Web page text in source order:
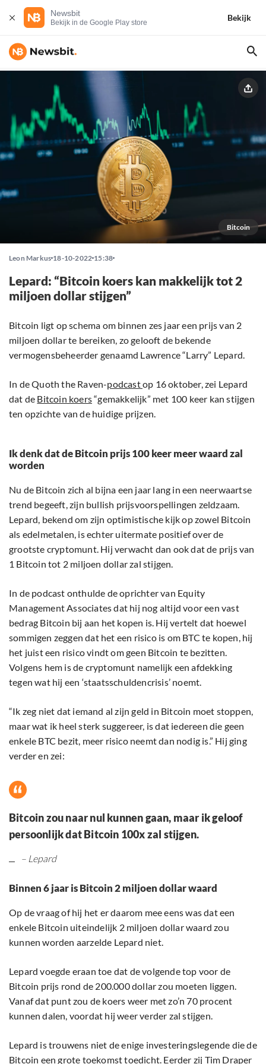
Newsbit
Bekijk in de Google Play store
Bekijk
Bitcoin
Leon Markus 18-10-2022 15:38
Lepard: “Bitcoin koers kan makkelijk tot 2
miljoen dollar stijgen”
Bitcoin ligt op schema om binnen zes jaar een prijs van 2
miljoen dollar te bereiken, zo gelooft de bekende
vermogensbeheerder genaamd Lawrence “Larry” Lepard.
In de Quoth the Raven-podcastop 16 oktober, zei Lepard
dat de Bitcoin koers“gemakkelijk” met 100 keer kan stijgen
ten opzichte van de huidige prijzen.
Ik denk dat de Bitcoin prijs 100 keer meer waard zal
worden
Nu de Bitcoin zich al bijna een jaar lang in een neerwaartse
trend begeeft, zijn bullish prijsvoorspellingen zeldzaam.
Lepard, bekend om zijn optimistische kijk op zowel Bitcoin
als edelmetalen, is echter uitermate positief over de
grootste cryptomunt. Hij verwacht dan ook dat de prijs van
1 Bitcoin tot 2 miljoen dollar zal stijgen.
In de podcast onthulde de oprichter van Equity
Management Associates dat hij nog altijd voor een vast
bedrag Bitcoin bij aan het kopen is. Hij vertelt dat hoewel
sommigen zeggen dat het een risico is om BTC te kopen, hij
het juist een risico vindt om geen Bitcoin te bezitten.
Volgens hem is de cryptomunt namelijk een afdekking
tegen wat hij een ‘staatsschuldencrisis’ noemt.
“Ik zeg niet dat iemand al zijn geld in Bitcoin moet stoppen,
maar wat ik heel sterk suggereer, is dat iedereen die geen
enkele BTC bezit, meer risico neemt dan nodig is.” Hij ging
verder en zei:
Bitcoin zou naar nul kunnen gaan, maar ik geloof
persoonlijk dat Bitcoin 100x zal stijgen.
– Lepard
Binnen 6 jaar is Bitcoin 2 miljoen dollar waard
Op de vraag of hij het er daarom mee eens was dat een
enkele Bitcoin uiteindelijk 2 miljoen dollar waard zou
kunnen worden aarzelde Lepard niet.
Lepard voegde eraan toe dat de volgende top voor de
Bitcoin prijs rond de 200.000 dollar zou moeten liggen.
Vanaf dat punt zou de koers weer met zo’n 70 procent
kunnen dalen, voordat hij weer verder zal stijgen.
Lepard is trouwens niet de enige investeringslegende die de
Bitcoin een grote toekomst toedicht. Eerder zij Tim Draper